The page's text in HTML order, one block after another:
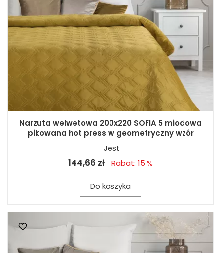
Narzuta welwetowa 200x220 SOFIA 5 miodowa
pikowana hot press w geometryczny wzór
Jest
144,66 zł Rabat: 15 %
Do koszyka